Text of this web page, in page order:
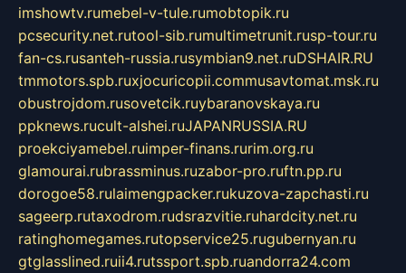
imshowtv.rumebel-v-tule.rumobtopik.ru
pcsecurity.net.rutool-sib.rumultimetrunit.rusp-tour.ru
fan-cs.rusanteh-russia.rusymbian9.net.ruDSHAIR.RU
tmmotors.spb.ruxjocuricopii.commusavtomat.msk.ru
obustrojdom.rusovetcik.ruybaranovskaya.ru
ppknews.rucult-alshei.ruJAPANRUSSIA.RU
proekciyamebel.ruimper-finans.rurim.org.ru
glamourai.rubrassminus.ruzabor-pro.ruftn.pp.ru
dorogoe58.rulaimengpacker.rukuzova-zapchasti.ru
sageerp.rutaxodrom.rudsrazvitie.ruhardcity.net.ru
ratinghomegames.rutopservice25.rugubernyan.ru
gtglasslined.ruii4.rutssport.spb.ruandorra24.com